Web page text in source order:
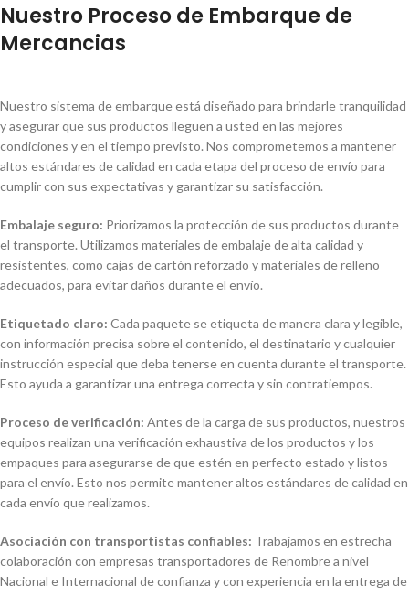
Nuestro Proceso de Embarque de
Mercancias
Nuestro sistema de embarque está diseñado para brindarle tranquilidad
y asegurar que sus productos lleguen a usted en las mejores
condiciones y en el tiempo previsto. Nos comprometemos a mantener
altos estándares de calidad en cada etapa del proceso de envío para
cumplir con sus expectativas y garantizar su satisfacción.
Embalaje seguro: Priorizamos la protección de sus productos durante
el transporte. Utilizamos materiales de embalaje de alta calidad y
resistentes, como cajas de cartón reforzado y materiales de relleno
adecuados, para evitar daños durante el envío.
Etiquetado claro: Cada paquete se etiqueta de manera clara y legible,
con información precisa sobre el contenido, el destinatario y cualquier
instrucción especial que deba tenerse en cuenta durante el transporte.
Esto ayuda a garantizar una entrega correcta y sin contratiempos.
Proceso de verificación: Antes de la carga de sus productos, nuestros
equipos realizan una verificación exhaustiva de los productos y los
empaques para asegurarse de que estén en perfecto estado y listos
para el envío. Esto nos permite mantener altos estándares de calidad en
cada envío que realizamos.
Asociación con transportistas confiables: Trabajamos en estrecha
colaboración con empresas transportadores de Renombre a nivel
Nacional e Internacional de confianza y con experiencia en la entrega de